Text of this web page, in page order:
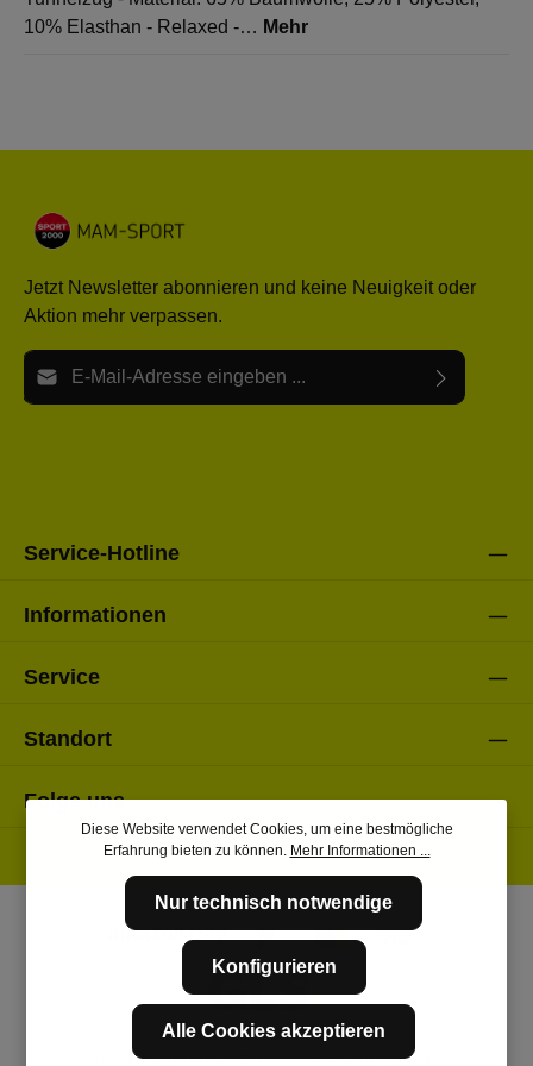
10% Elasthan - Relaxed -… Mehr
Jetzt Newsletter abonnieren und keine Neuigkeit oder
Aktion mehr verpassen.
E-Mail-Adresse*
Service-Hotline
Informationen
Service
Standort
Folge uns
* Alle Preise inkl. gesetzl. Mehrwertsteuer zzgl.Versandkosten
Diese Website verwendet Cookies, um eine bestmögliche
Erfahrung bieten zu können. Mehr Informationen ...
Nur technisch notwendige
Konfigurieren
Alle Cookies akzeptieren